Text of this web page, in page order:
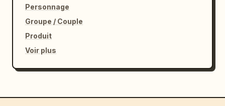
Personnage
Groupe / Couple
Produit
Voir plus